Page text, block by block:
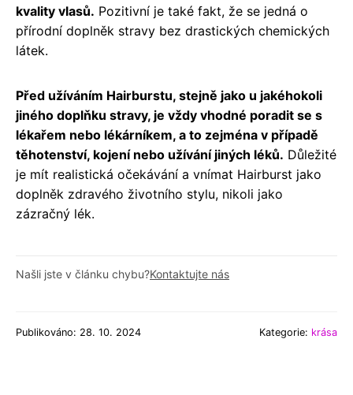
kvality vlasů. Pozitivní je také fakt, že se jedná o
přírodní doplněk stravy bez drastických chemických
látek.
Před užíváním Hairburstu, stejně jako u jakéhokoli
jiného doplňku stravy, je vždy vhodné poradit se s
lékařem nebo lékárníkem, a to zejména v případě
těhotenství, kojení nebo užívání jiných léků. Důležité
je mít realistická očekávání a vnímat Hairburst jako
doplněk zdravého životního stylu, nikoli jako
zázračný lék.
Našli jste v článku chybu?Kontaktujte nás
Publikováno: 28. 10. 2024 Kategorie: krása